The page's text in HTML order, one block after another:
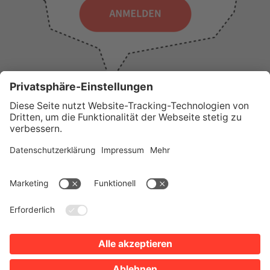
WICHTIGE LINKS
PresseWir über unsTourist-Information
Erklärung zur Barrierefreiheit
Impressum